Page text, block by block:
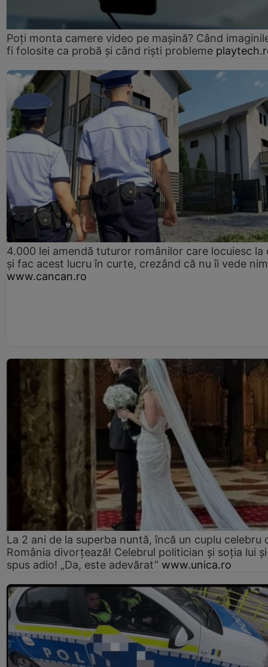
Poți monta camere video pe mașină? Când
fi folosite ca probă și când riști probleme
4.000 lei amendă tuturor românilor care locuiesc la
și fac acest lucru în curte, crezând că nu îi vede
www.cancan.ro
La 2 ani de la superba nuntă, încă un cuplu celebru
România divorțează! Celebrul politician și soția lui
spus adio! „Da, este adevărat” www.unica.ro